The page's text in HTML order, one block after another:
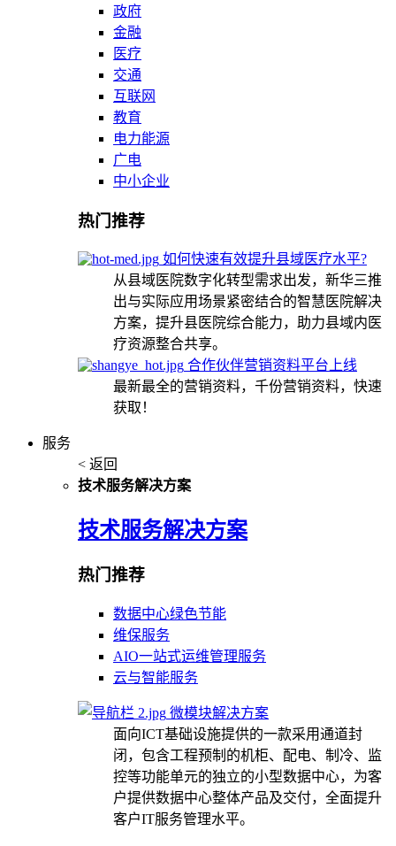
政府
金融
医疗
交通
互联网
教育
电力能源
广电
中小企业
热门推荐
如何快速有效提升县域医疗水平?
从县域医院数字化转型需求出发，新华三推
出与实际应用场景紧密结合的智慧医院解决
方案，提升县医院综合能力，助力县域内医
疗资源整合共享。
合作伙伴营销资料平台上线
最新最全的营销资料，千份营销资料，快速
获取！
服务
< 返回
技术服务解决方案
技术服务解决方案
热门推荐
数据中心绿色节能
维保服务
AIO一站式运维管理服务
云与智能服务
微模块解决方案
面向ICT基础设施提供的一款采用通道封
闭，包含工程预制的机柜、配电、制冷、监
控等功能单元的独立的小型数据中心，为客
户提供数据中心整体产品及交付，全面提升
客户IT服务管理水平。